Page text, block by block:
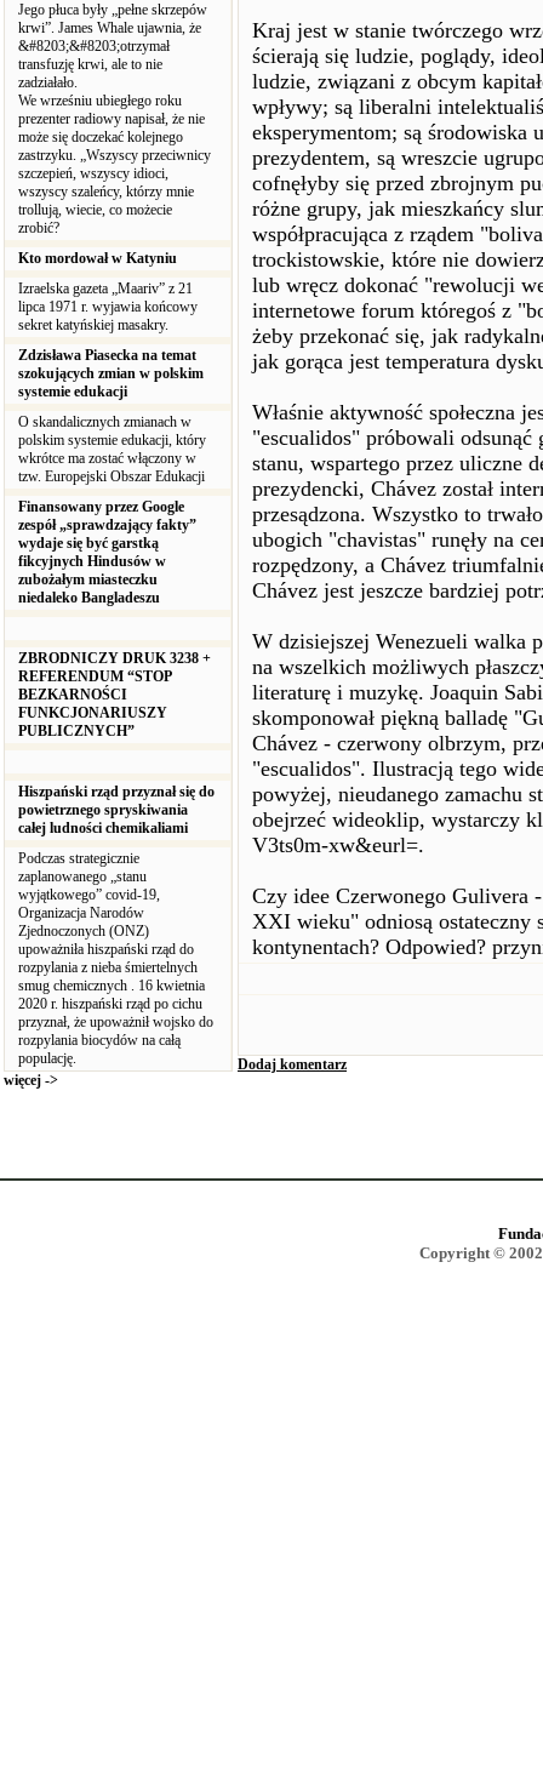
Jego płuca były „pełne skrzepów
krwi”. James Whale ujawnia, że
&#8203;&#8203;otrzymał
transfuzję krwi, ale to nie
zadziałało.
We wrześniu ubiegłego roku
prezenter radiowy napisał, że nie
może się doczekać kolejnego
zastrzyku. „Wszyscy przeciwnicy
szczepień, wszyscy idioci,
wszyscy szaleńcy, którzy mnie
trollują, wiecie, co możecie
zrobić?
Kto mordował w Katyniu
Izraelska gazeta „Maariv” z 21
lipca 1971 r. wyjawia końcowy
sekret katyńskiej masakry.
Zdzisława Piasecka na temat
szokujących zmian w polskim
systemie edukacji
O skandalicznych zmianach w
polskim systemie edukacji, który
wkrótce ma zostać włączony w
tzw. Europejski Obszar Edukacji
Finansowany przez Google
zespół „sprawdzający fakty”
wydaje się być garstką
fikcyjnych Hindusów w
zubożałym miasteczku
niedaleko Bangladeszu
ZBRODNICZY DRUK 3238 +
REFERENDUM “STOP
BEZKARNOŚCI
FUNKCJONARIUSZY
PUBLICZNYCH”
Hiszpański rząd przyznał się do
powietrznego spryskiwania
całej ludności chemikaliami
Podczas strategicznie
zaplanowanego „stanu
wyjątkowego” covid-19,
Organizacja Narodów
Zjednoczonych (ONZ)
upoważniła hiszpański rząd do
rozpylania z nieba śmiertelnych
smug chemicznych . 16 kwietnia
2020 r. hiszpański rząd po cichu
przyznał, że upoważnił wojsko do
rozpylania biocydów na całą
populację.
więcej ->
Kraj jest w stanie twórczego
ścierają się ludzie, poglądy,
ludzie, związani z obcym
wpływy; są liberalni
eksperymentom; są środowiska
prezydentem, są wreszcie
cofnęłyby się przed zbrojnym
różne grupy, jak mieszkańcy
współpracująca z rządem
trockistowskie, które nie
lub wręcz dokonać "rewolucji
internetowe forum któregoś z
żeby przekonać się, jak
jak gorąca jest temperatura
Właśnie aktywność społeczna
"escualidos" próbowali odsunąć
stanu, wspartego przez uliczne
prezydencki, Chávez został
przesądzona. Wszystko to
ubogich "chavistas" runęły na
rozpędzony, a Chávez
Chávez jest jeszcze bardziej
W dzisiejszej Wenezueli walka
na wszelkich możliwych
literaturę i muzykę. Joaquin
skomponował piękną balladę
Chávez - czerwony olbrzym,
"escualidos". Ilustracją tego
powyżej, nieudanego zamachu
obejrzeć wideoklip, wystarczy
V3ts0m-xw&eurl=.
Czy idee Czerwonego Gulivera
XXI wieku" odniosą ostateczny
kontynentach? Odpowied?
Dodaj komentarz
Copyright ©